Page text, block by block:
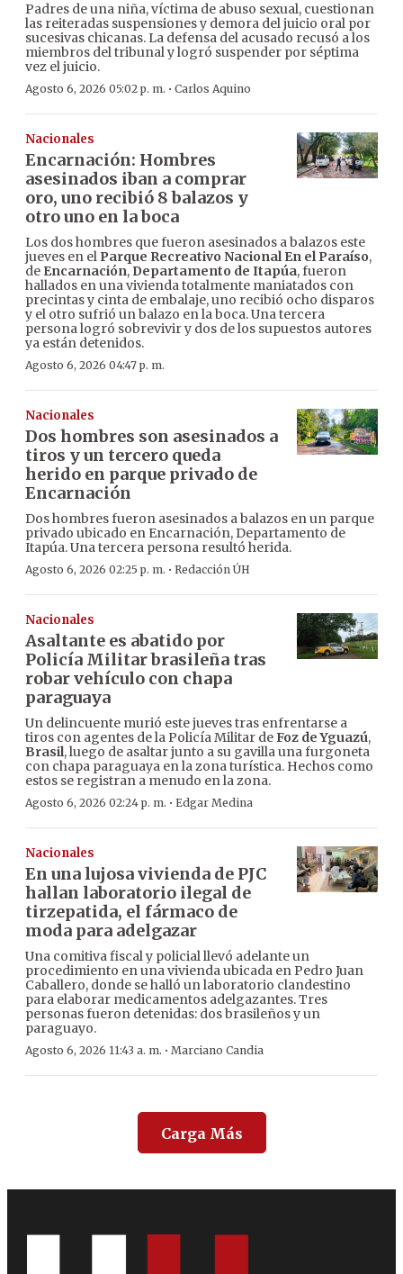
Padres de una niña, víctima de abuso sexual, cuestionan
las reiteradas suspensiones y demora del juicio oral por
sucesivas chicanas. La defensa del acusado recusó a los
miembros del tribunal y logró suspender por séptima
vez el juicio.
Agosto 6, 2026 05:02 p. m. · Carlos Aquino
Nacionales
Encarnación: Hombres
asesinados iban a comprar
oro, uno recibió 8 balazos y
otro uno en la boca
Los dos hombres que fueron asesinados a balazos este
jueves en el Parque Recreativo Nacional En el Paraíso,
de Encarnación, Departamento de Itapúa, fueron
hallados en una vivienda totalmente maniatados con
precintas y cinta de embalaje, uno recibió ocho disparos
y el otro sufrió un balazo en la boca. Una tercera
persona logró sobrevivir y dos de los supuestos autores
ya están detenidos.
Agosto 6, 2026 04:47 p. m.
Nacionales
Dos hombres son asesinados a
tiros y un tercero queda
herido en parque privado de
Encarnación
Dos hombres fueron asesinados a balazos en un parque
privado ubicado en Encarnación, Departamento de
Itapúa. Una tercera persona resultó herida.
Agosto 6, 2026 02:25 p. m. · Redacción ÚH
Nacionales
Asaltante es abatido por
Policía Militar brasileña tras
robar vehículo con chapa
paraguaya
Un delincuente murió este jueves tras enfrentarse a
tiros con agentes de la Policía Militar deFoz de Yguazú,
Brasil, luego de asaltar junto a su gavilla una furgoneta
con chapa paraguaya en la zona turística. Hechos como
estos se registran a menudo en la zona.
Agosto 6, 2026 02:24 p. m. · Edgar Medina
Nacionales
En una lujosa vivienda de PJC
hallan laboratorio ilegal de
tirzepatida, el fármaco de
moda para adelgazar
Una comitiva fiscal y policial llevó adelante un
procedimiento en una vivienda ubicada en Pedro Juan
Caballero, donde se halló un laboratorio clandestino
para elaborar medicamentos adelgazantes. Tres
personas fueron detenidas: dos brasileños y un
paraguayo.
Agosto 6, 2026 11:43 a. m. · Marciano Candia
Carga Más